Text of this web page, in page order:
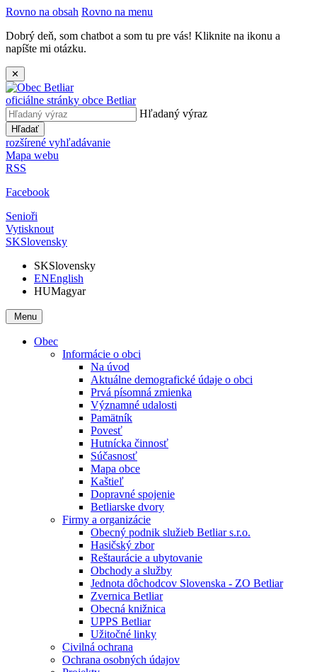
Rovno na obsah Rovno na menu
Dobrý deň, som chatbot a som tu pre vás! Kliknite na ikonu a
napíšte mi otázku.
✕
oficiálne stránky obce Betliar
Hľadaný výraz
Hľadať
rozšírené vyhľadávanie
Mapa webu
RSS
Facebook
Senioři
Vytisknout
SKSlovensky
SKSlovensky
ENEnglish
HUMagyar
Menu
Obec
Informácie o obci
Na úvod
Aktuálne demografické údaje o obci
Prvá písomná zmienka
Významné udalosti
Pamätník
Povesť
Hutnícka činnosť
Súčasnosť
Mapa obce
Kaštieľ
Dopravné spojenie
Betliarske dvory
Firmy a organizácie
Obecný podnik služieb Betliar s.r.o.
Hasičský zbor
Reštaurácie a ubytovanie
Obchody a služby
Jednota dôchodcov Slovenska - ZO Betliar
Zvernica Betliar
Obecná knižnica
UPPS Betliar
Užitočné linky
Civilná ochrana
Ochrana osobných údajov